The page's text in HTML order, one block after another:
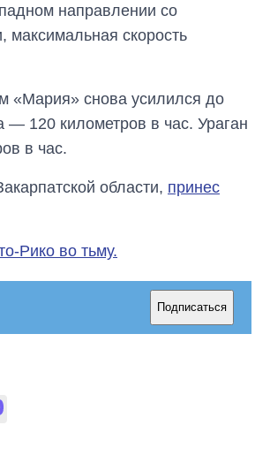
направлении со
максимальная скорость
«Мария» снова усилился до
— 120 километров в час. Ураган
в час.
области, принес
Рико во тьму.
Подписаться
От 1 месяца – до 5
лет: кто и как долго